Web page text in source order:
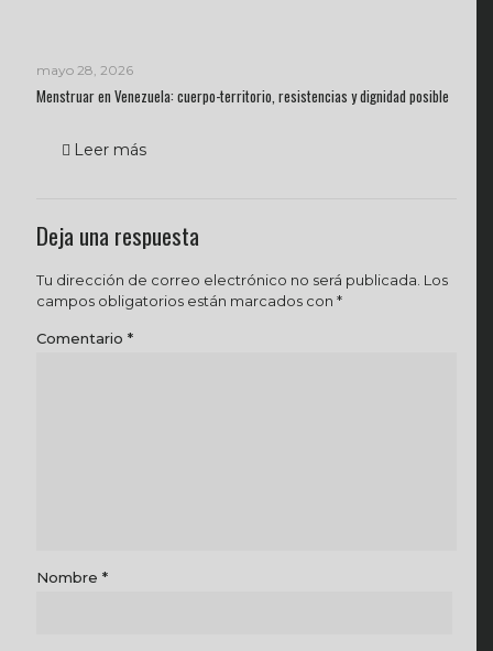
mayo 28, 2026
Menstruar en Venezuela: cuerpo-territorio, resistencias y dignidad posible
Leer más
Deja una respuesta
Tu dirección de correo electrónico no será publicada. Los
campos obligatorios están marcados con *
Comentario *
Nombre *